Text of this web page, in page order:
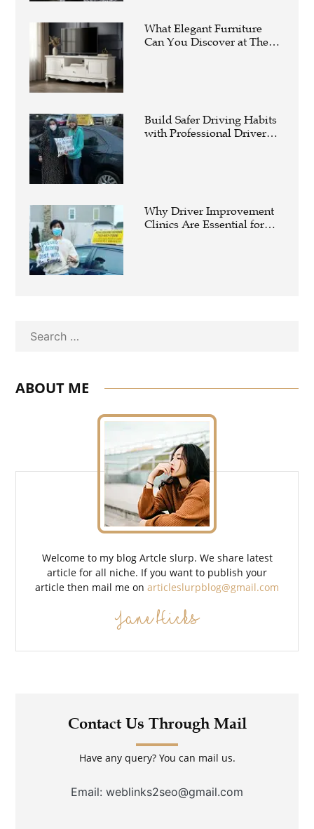
What Elegant Furniture
Can You Discover at The
Build Safer Driving Habits
with Professional Driver
Why Driver Improvement
Clinics Are Essential for
ABOUT ME
Welcome to my blog Artcle slurp. We share latest
article for all niche. If you want to publish your
article then mail me on articleslurpblog@gmail.com
Jane Hicks
Contact Us Through Mail
Have any query? You can mail us.
Email: weblinks2seo@gmail.com